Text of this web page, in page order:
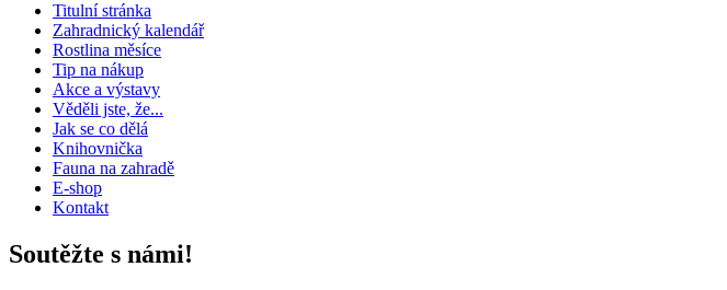
Titulní stránka
Zahradnický kalendář
Rostlina měsíce
Tip na nákup
Akce a výstavy
Věděli jste, že...
Jak se co dělá
Knihovnička
Fauna na zahradě
E-shop
Kontakt
Soutěžte s námi!